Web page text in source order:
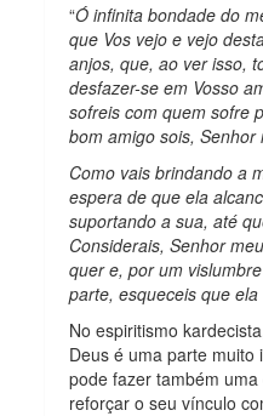
“Ó infinita bondade do
que Vos vejo e vejo
anjos, que, ao ver isso,
desfazer-se em Vosso
sofreis com quem sofre
bom amigo sois, Senhor
Como vais brindando a
espera de que ela
suportando a sua, até
Considerais, Senhor
quer e, por um
parte, esqueceis que
No espiritismo
Deus é uma parte muito
pode fazer também
reforçar o seu vínculo